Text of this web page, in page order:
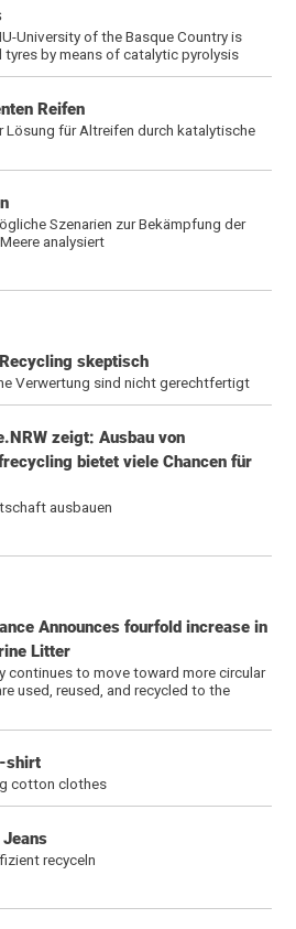
University of the Basque Country is
by means of catalytic pyrolysis
Reifen
Lösung für Altreifen durch katalytische
Szenarien zur Bekämpfung der
analysiert
skeptisch
Verwertung sind nicht gerechtfertigt
zeigt: Ausbau von
bietet viele Chancen für
ausbauen
Announces fourfold increase in
Litter
continues to move toward more circular
used, reused, and recycled to the
shirt
cotton clothes
recyceln